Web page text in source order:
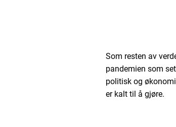
Som resten av
pandemien som
politisk og
er kalt til å gjøre.